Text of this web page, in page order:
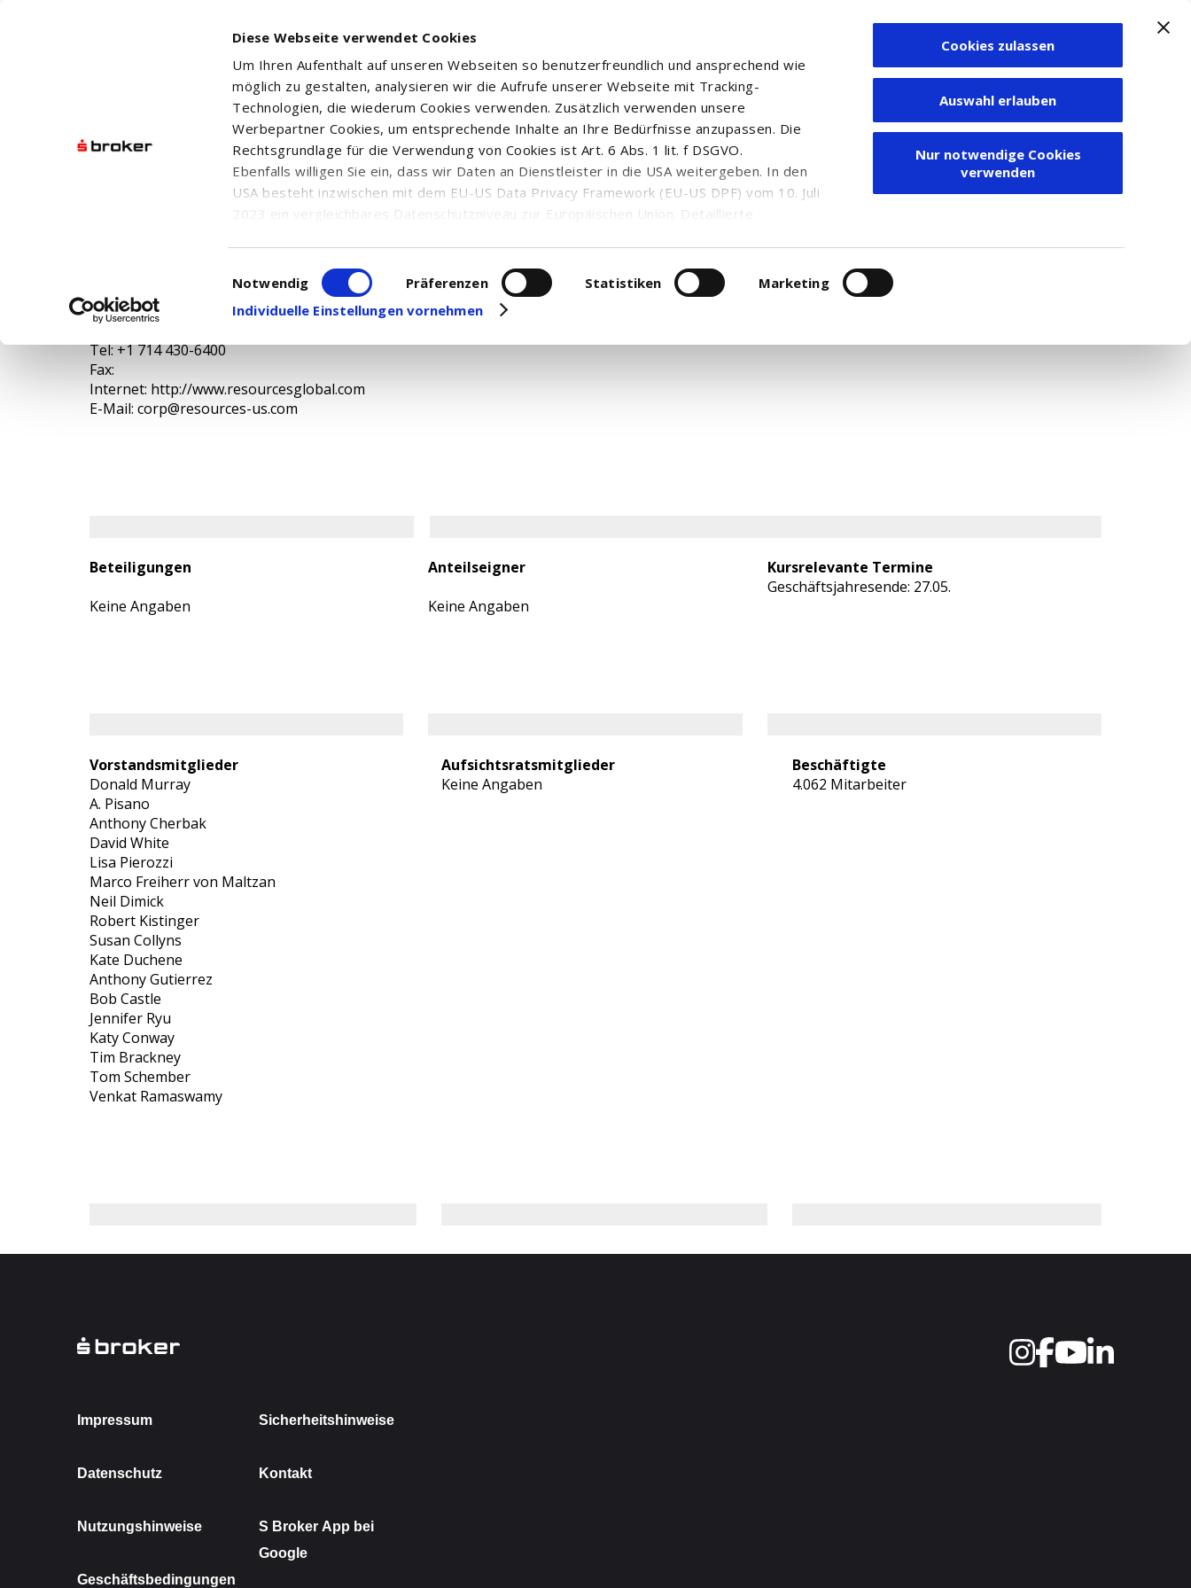
Diese Webseite verwendet Cookies
Um Ihren Aufenthalt auf unseren Webseiten so benutzerfreundlich und ansprechend wie
möglich zu gestalten, analysieren wir die Aufrufe unserer Webseite mit Tracking-
Technologien, die wiederum Cookies verwenden. Zusätzlich verwenden unsere
Werbepartner Cookies, um entsprechende Inhalte an Ihre Bedürfnisse anzupassen. Die
Rechtsgrundlage für die Verwendung von Cookies ist Art. 6 Abs. 1 lit. f DSGVO.
Ebenfalls willigen Sie ein, dass wir Daten an Dienstleister in die USA weitergeben. In den
USA besteht inzwischen mit dem EU-US Data Privacy Framework (EU-US DPF) vom 10. Juli
2023 ein vergleichbares Datenschutzniveau zur Europäischen Union. Detaillierte
in den USA, finden Sie auf unserer Seite zumDatenschutz. Dort können Sie Ihre
Einwilligung auch jederzeit widerrufen oder anpassen.
Einwilligungsauswahl
Notwendig Präferenzen Statistiken
Marketing
Individuelle Einstellungen vornehmen
Cookies zulassen
Auswahl erlauben
Nur notwendige Cookies
verwenden
Zum Depot
RESOURCES CONNECTION INC.
Armstrong Ave. 17101
92614 Irvine, CA
Tel: +1 714 430-6400
Fax:
Internet: http://www.resourcesglobal.com
E-Mail: corp@resources-us.com
Kurzportrait
Resources Connection Inc. ist ein Unternehmen mit Sitz in Irvine, USA, das primär im Bereich
Unternehmensnahe Dienstleistungen tätig ist. Die Sektorklassifizierung des Unternehmens basiert
Beteiligungen
Keine Angaben
Anteilseigner
Keine Angaben
Kursrelevante Termine
Geschäftsjahresende: 27.05.
Vorstandsmitglieder
Donald Murray
A. Pisano
Anthony Cherbak
David White
Lisa Pierozzi
Marco Freiherr von Maltzan
Neil Dimick
Robert Kistinger
Susan Collyns
Kate Duchene
Anthony Gutierrez
Bob Castle
Jennifer Ryu
Katy Conway
Tim Brackney
Tom Schember
Venkat Ramaswamy
Aufsichtsratsmitglieder
Keine Angaben
Beschäftigte
4.062 Mitarbeiter